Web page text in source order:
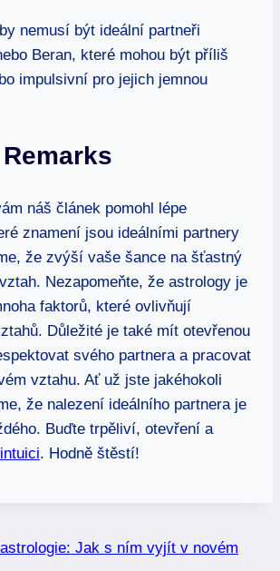
nemusí být ideální partneři
Beran, které mohou být příliš
impulsivní pro jejich jemnou
náš článek pomohl lépe
znamení jsou ideálními partnery
že zvýší vaše šance na šťastný
Nezapomeňte, že astrology je
faktorů, které ovlivňují
Důležité je také mít otevřenou
svého partnera a pracovat
vztahu. Ať už jste jakéhokoli
že nalezení ideálního partnera je
Buďte trpěliví, otevření a
. Hodně štěstí!
Jak s ním vyjít v novém